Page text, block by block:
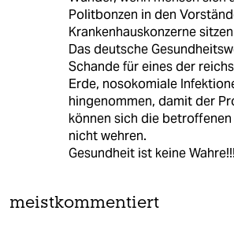
Politbonzen in den
Krankenhauskonzerne
Das deutsche
Schande für eines der
Erde, nosokomiale
hingenommen, damit der
können sich die
nicht wehren.
Gesundheit ist keine Wahre!!!
meistkommentiert